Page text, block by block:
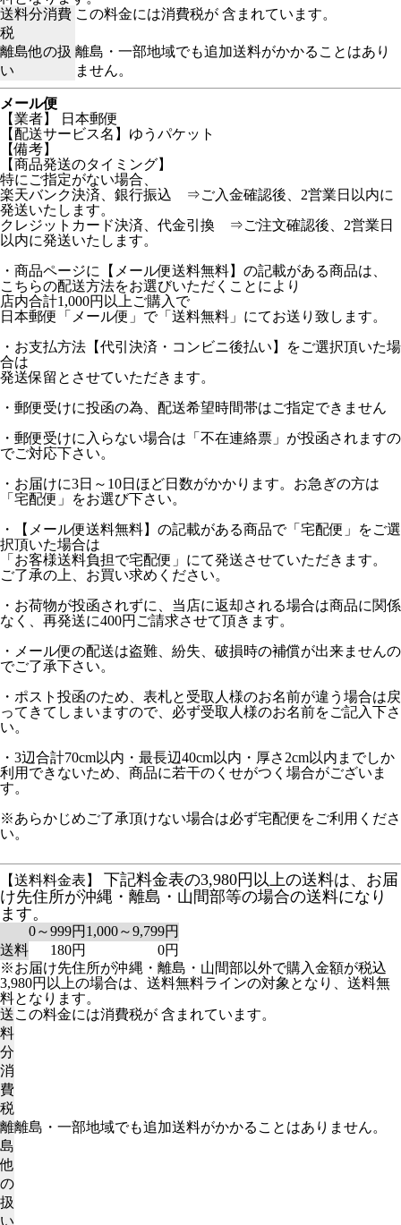
送料分消費
税
この料金には消費税が 含まれています。
離島他の扱
い
離島・一部地域でも追加送料がかかることはあり
ません。
メール便
【業者】 日本郵便
【配送サービス名】ゆうパケット
【備考】
【商品発送のタイミング】
特にご指定がない場合、
楽天バンク決済、銀行振込 ⇒ご入金確認後、2営業日以内に
発送いたします。
クレジットカード決済、代金引換 ⇒ご注文確認後、2営業日
以内に発送いたします。
・商品ページに【メール便送料無料】の記載がある商品は、
こちらの配送方法をお選びいただくことにより
店内合計1,000円以上ご購入で
日本郵便「メール便」で「送料無料」にてお送り致します。
・お支払方法【代引決済・コンビニ後払い】をご選択頂いた場
合は
発送保留とさせていただきます。
・郵便受けに投函の為、配送希望時間帯はご指定できません
・郵便受けに入らない場合は「不在連絡票」が投函されますの
でご対応下さい。
・お届けに3日～10日ほど日数がかかります。お急ぎの方は
「宅配便」をお選び下さい。
・【メール便送料無料】の記載がある商品で「宅配便」をご選
択頂いた場合は
「お客様送料負担で宅配便」にて発送させていただきます。
ご了承の上、お買い求めください。
・お荷物が投函されずに、当店に返却される場合は商品に関係
なく、再発送に400円ご請求させて頂きます。
・メール便の配送は盗難、紛失、破損時の補償が出来ませんの
でご了承下さい。
・ポスト投函のため、表札と受取人様のお名前が違う場合は戻
ってきてしまいますので、必ず受取人様のお名前をご記入下さ
い。
・3辺合計70cm以内・最長辺40cm以内・厚さ2cm以内までしか
利用できないため、商品に若干のくせがつく場合がございま
す。
※あらかじめご了承頂けない場合は必ず宅配便をご利用くださ
い。
【送料料金表】
下記料金表の3,980円以上の送料は、お届
け先住所が沖縄・離島・山間部等の場合の送料になり
ます。
0～999円 1,000～9,799円
送料
180円
0円
※お届け先住所が沖縄・離島・山間部以外で購入金額が税込
3,980円以上の場合は、送料無料ラインの対象となり、送料無
料となります。
送
料
分
消
費
税
この料金には消費税が 含まれています。
離
島
他
の
扱
い
離島・一部地域でも追加送料がかかることはありません。